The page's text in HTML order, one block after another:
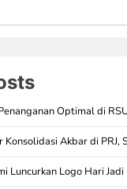
Optimal di
Konsolidasi Akbar di PRJ,
Luncurkan Logo Hari